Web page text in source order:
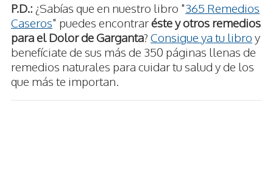
P.D.: ¿Sabías que en nuestro libro "365 Remedios
Caseros" puedes encontraréste y otros remedios
para el Dolor de Garganta? Consigue ya tu libro y
benefíciate de sus más de 350 páginas llenas de
remedios naturales para cuidar tu salud y de los
que más te importan.